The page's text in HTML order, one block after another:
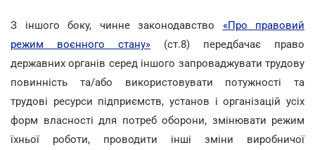
З іншого боку, чинне законодавство «Про правовий
режим воєнного стану» (ст.8) передбачає право
державних органів серед іншого запроваджувати трудову
повинність та/або використовувати потужності та
трудові ресурси підприємств, установ і організацій усіх
форм власності для потреб оборони, змінювати режим
їхньої роботи, проводити інші зміни виробничої